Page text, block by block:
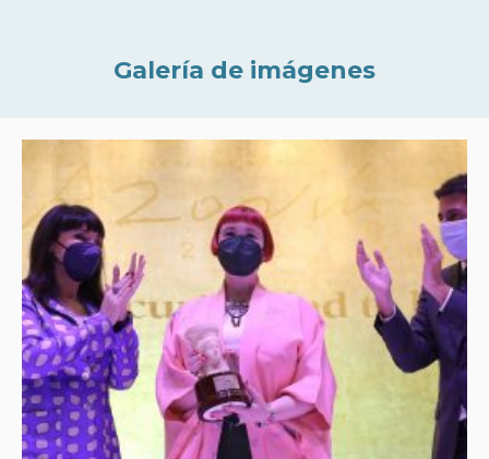
Galería de imágenes